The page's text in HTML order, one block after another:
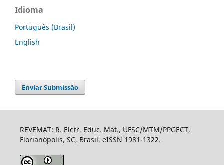
Idioma
Português (Brasil)
English
Enviar Submissão
REVEMAT: R. Eletr. Educ. Mat., UFSC/MTM/PPGECT,
Florianópolis, SC, Brasil. eISSN 1981-1322.